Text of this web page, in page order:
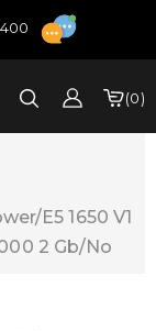
0
E5 1650 V1
2 Gb/no